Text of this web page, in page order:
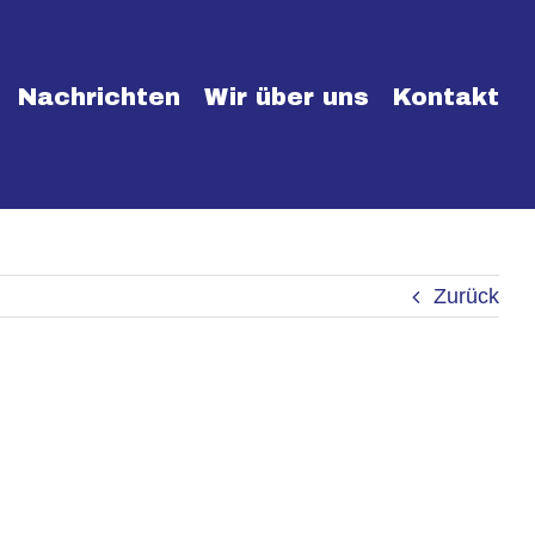
Nachrichten Wir über uns Kontakt
Zurück